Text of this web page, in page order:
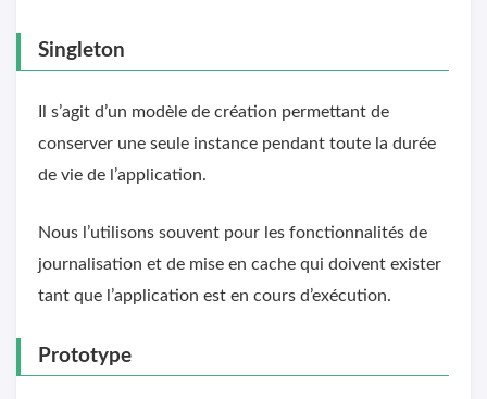
Singleton
Il s’agit d’un modèle de création permettant de
conserver une seule instance pendant toute la durée
de vie de l’application.
Nous l’utilisons souvent pour les fonctionnalités de
journalisation et de mise en cache qui doivent exister
tant que l’application est en cours d’exécution.
Prototype